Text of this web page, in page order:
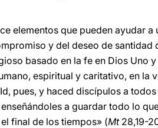
elementos que pueden ayudar
y del deseo de
basado en la fe en Dios Uno
espiritual y caritativo, en la
pues, y haced discípulos a
a guardar todo lo
final de los tiempos» (Mt28,19-